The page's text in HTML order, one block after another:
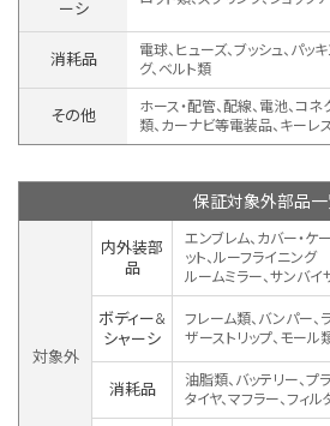
ーシ
消耗品
電球、ヒューズ、ブッシュ、パッ
グ、ベルト類
その他
ホース・配管、配線、電池、コネ
類、カーナビ等電装品、キーレ
保証対象外部品
対象外
内外装部
品
エンブレム、カバー・ケ
ット、ルーフライニング
ルームミラー、サンバ
ボディー&
シャーシ
フレーム類、バンパー、
ザーストリップ、モール
消耗品
油脂類、バッテリー、プ
タイヤ、マフラー、フィ